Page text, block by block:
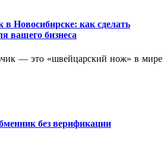
в Новосибирске: как сделать
вашего бизнеса
— это «швейцарский нож» в мире
без верификации